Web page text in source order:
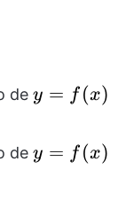
dey=f(x)
y = f (x)
dey=f(x)
y = f (x)